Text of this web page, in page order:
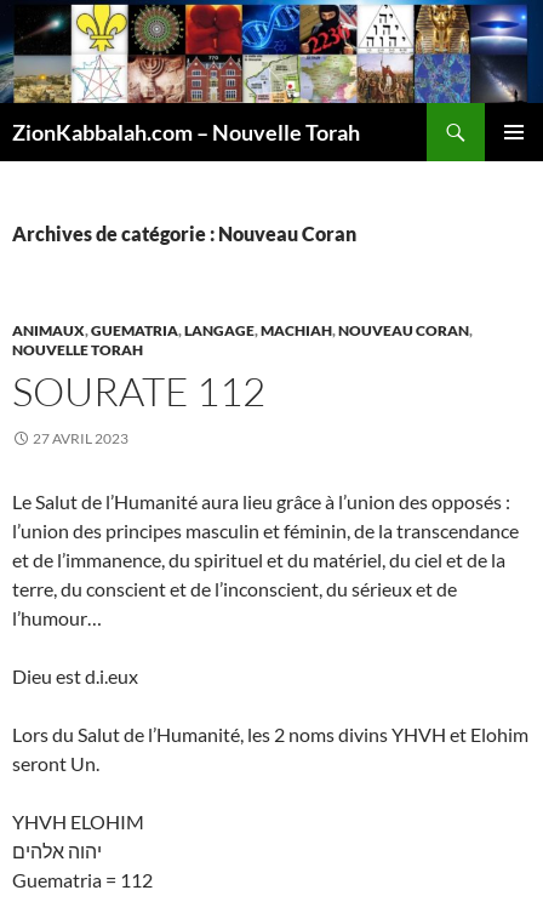
ZionKabbalah.com – Nouvelle Torah
Archives de catégorie : Nouveau Coran
ANIMAUX,GUEMATRIA,LANGAGE,MACHIAH,NOUVEAU CORAN,
NOUVELLE TORAH
SOURATE 112
27 AVRIL 2023
Le Salut de l’Humanité aura lieu grâce à l’union des opposés :
l’union des principes masculin et féminin, de la transcendance
et de l’immanence, du spirituel et du matériel, du ciel et de la
terre, du conscient et de l’inconscient, du sérieux et de
l’humour…
Dieu est d.i.eux
Lors du Salut de l’Humanité, les 2 noms divins YHVH et Elohim
seront Un.
YHVH ELOHIM
יהוה אלהים
Guematria = 112